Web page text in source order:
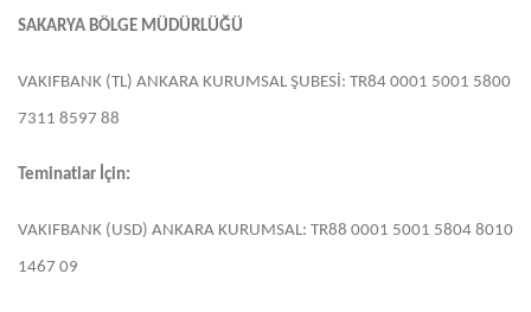
SAKARYA BÖLGE MÜDÜRLÜĞÜ
VAKIFBANK (TL) ANKARA KURUMSAL ŞUBESİ: TR84 0001 5001 5800
7311 8597 88
Teminatlar İçin:
VAKIFBANK (USD) ANKARA KURUMSAL: TR88 0001 5001 5804 8010
1467 09